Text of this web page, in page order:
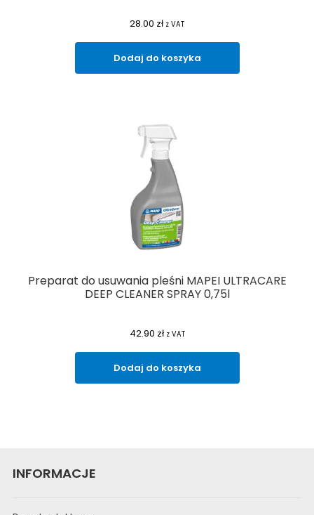
28.00 zł z VAT
Dodaj do koszyka
Preparat do usuwania pleśni MAPEI ULTRACARE
DEEP CLEANER SPRAY 0,75l
42.90 zł z VAT
Dodaj do koszyka
INFORMACJE